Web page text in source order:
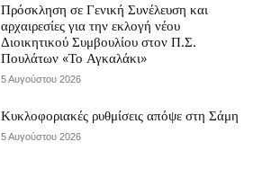
Πρόσκληση σε Γενική Συνέλευση και
αρχαιρεσίες για την εκλογή νέου
Διοικητικού Συμβουλίου στον Π.Σ.
Πουλάτων «Το Αγκαλάκι»
5 Αυγούστου 2026
Κυκλοφοριακές ρυθμίσεις απόψε στη Σάμη
5 Αυγούστου 2026